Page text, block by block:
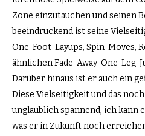
Zone einzutauchen und seinen
beeindruckend ist seine
One-Foot-Layups, Spin-Moves,
ähnlichen Fade-Away-One-Leg-
Darüber hinaus ist er auch ein
Diese Vielseitigkeit und das
unglaublich spannend, ich kann
was er in Zukunft noch